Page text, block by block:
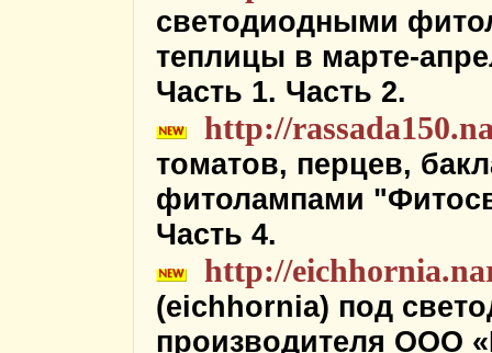
светодиодными
теплицы в марте-
Часть 1. Часть 2.
http://
томатов, перцев,
фитолампами
Часть 4.
http://
(eichhornia) под
производителя ООО